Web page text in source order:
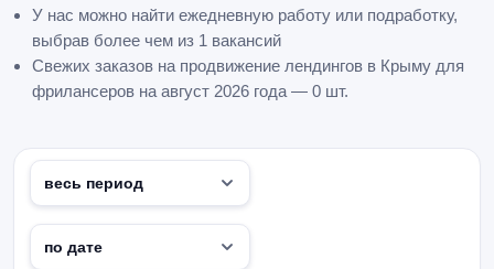
У нас можно найти ежедневную работу или подработку,
выбрав более чем из 1 вакансий
Свежих заказов на продвижение лендингов в Крыму для
фрилансеров на август 2026 года — 0 шт.